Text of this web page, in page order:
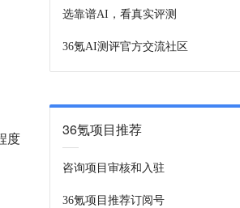
度
选靠谱AI，看真实评测
36氪AI测评官方交流社区
36氪项目推荐
咨询项目审核和入驻
36氪项目推荐订阅号